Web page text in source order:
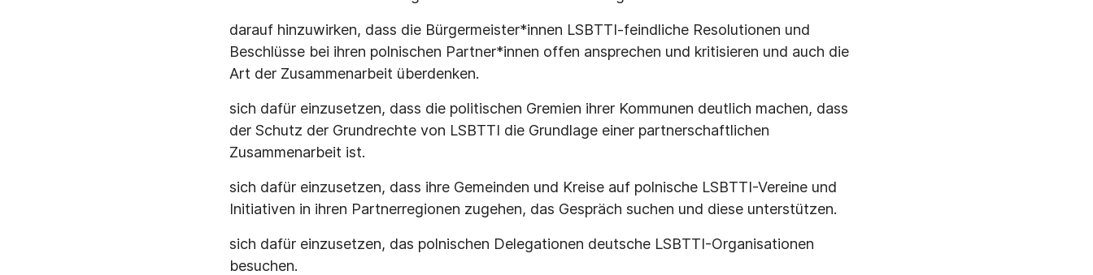
darauf hinzuwirken, dass die Bürgermeister*innen LSBTTI-feindliche Resolutionen und
Beschlüsse bei ihren polnischen Partner*innen offen ansprechen und kritisieren und auch die
Art der Zusammenarbeit überdenken.
sich dafür einzusetzen, dass die politischen Gremien ihrer Kommunen deutlich machen, dass
der Schutz der Grundrechte von LSBTTI die Grundlage einer partnerschaftlichen
Zusammenarbeit ist.
sich dafür einzusetzen, dass ihre Gemeinden und Kreise auf polnische LSBTTI-Vereine und
Initiativen in ihren Partnerregionen zugehen, das Gespräch suchen und diese unterstützen.
sich dafür einzusetzen, das polnischen Delegationen deutsche LSBTTI-Organisationen
besuchen.